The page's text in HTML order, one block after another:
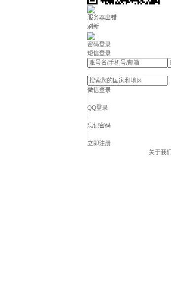
服务器出错
刷新
密码登录
短信登录
微信登录
QQ登录
忘记密码
立即注册
关于我们